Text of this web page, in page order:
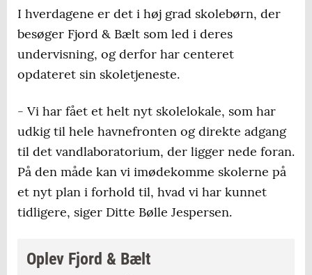
I hverdagene er det i høj grad skolebørn, der
besøger Fjord & Bælt som led i deres
undervisning, og derfor har centeret
opdateret sin skoletjeneste.
- Vi har fået et helt nyt skolelokale, som har
udkig til hele havnefronten og direkte adgang
til det vandlaboratorium, der ligger nede foran.
På den måde kan vi imødekomme skolerne på
et nyt plan i forhold til, hvad vi har kunnet
tidligere, siger Ditte Bølle Jespersen.
Oplev Fjord & Bælt